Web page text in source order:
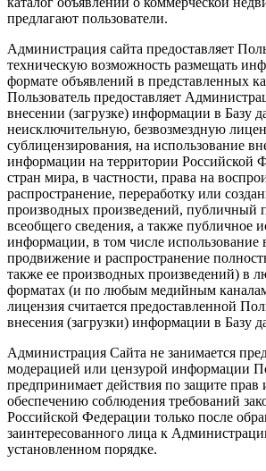
предлагают пользователи.
Администрация сайта предоставляет
техническую возможность размещать
формате объявлений в представленных
Пользователь предоставляет
внесении (загрузке) информации в Базу
неисключительную, безвозмездную
сублицензирования, на использование
информации на территории Российской
стран мира, в частности, права на
распространение, переработку или
производных произведений, публичный
всеобщего сведения, а также публичное
информации, в том числе использование
продвижение и распространение
также ее производных произведений) в
форматах (и по любым медийным
лицензия считается предоставленной
внесения (загрузки) информации в Базу
Администрация Сайта не занимается
модерацией или цензурой информации
предпринимает действия по защите прав
обеспечению соблюдения требований
Российской Федерации только после
заинтересованного лица к
установленном порядке.